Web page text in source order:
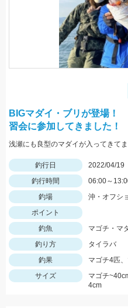
BIGマダイ・ブリが登場！
習会に参加してきました！
釣行日
2022/04/19
釣行時間
06:00～
釣場
沖・オフシ
ポイント
釣魚
マゴチ・マ
釣り方
タイラバ
釣果
マゴチ4匹
サイズ
マゴチ
4cm